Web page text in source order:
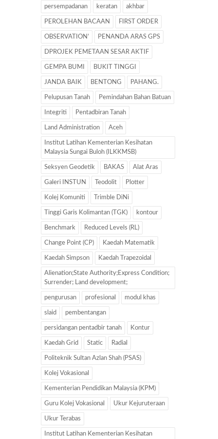
persempadanan keratan akhbar
PEROLEHAN BACAAN FIRST ORDER
OBSERVATION’ PENANDA ARAS GPS
DPROJEK PEMETAAN SESAR AKTIF
GEMPA BUMI BUKIT TINGGI
JANDA BAIK BENTONG PAHANG.
Pelupusan Tanah Pemindahan Bahan Batuan
Integriti Pentadbiran Tanah
Land Administration Aceh
Institut Latihan Kementerian Kesihatan
Malaysia Sungai Buloh (ILKKMSB)
Seksyen Geodetik BAKAS Alat Aras
Galeri INSTUN Teodolit Plotter
Kolej Komuniti Trimble DiNi
Tinggi Garis Kolimantan (TGK) kontour
Benchmark Reduced Levels (RL)
Change Point (CP) Kaedah Matematik
Kaedah Simpson Kaedah Trapezoidal
Alienation;State Authority;Express Condition;
Surrender; Land development;
pengurusan profesional modul khas
slaid pembentangan
persidangan pentadbir tanah Kontur
Kaedah Grid Static Radial
Politeknik Sultan Azlan Shah (PSAS)
Kolej Vokasional
Kementerian Pendidikan Malaysia (KPM)
Guru Kolej Vokasional Ukur Kejuruteraan
Ukur Terabas
Institut Latihan Kementerian Kesihatan